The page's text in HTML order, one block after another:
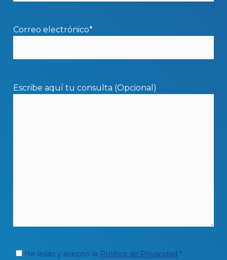
Correo electrónico*
Escribe aquí tu consulta (Opcional)
He leído y acepto la Política de Privacidad.*